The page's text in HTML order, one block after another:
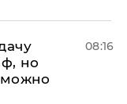
но
можно
08:16